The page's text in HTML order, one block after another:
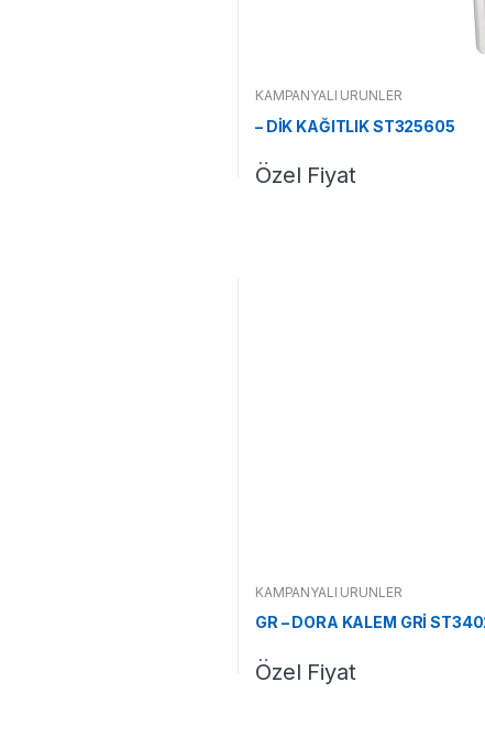
KAMPANYALI ÜRÜNLER
– DİK KAĞITLIK ST325605
Özel Fiyat
KAMPANYALI ÜRÜNLER
GR – DORA KALEM GRİ
Özel Fiyat